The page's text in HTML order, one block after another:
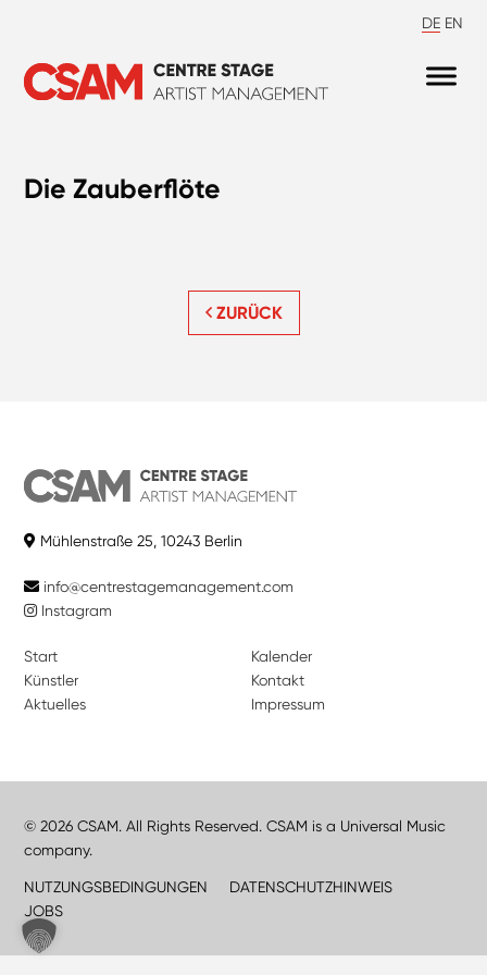
DE EN
Die Zauberflöte
ZURÜCK
Mühlenstraße 25, 10243 Berlin
info@centrestagemanagement.com
Instagram
Start
Künstler
Aktuelles
Kalender
Kontakt
Impressum
© 2026 CSAM. All Rights Reserved. CSAM is a Universal Music
company.
NUTZUNGSBEDINGUNGEN
DATENSCHUTZHINWEIS
JOBS